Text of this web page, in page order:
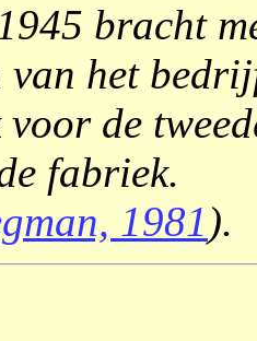
bracht
van het
de
fabriek.
1981 ).